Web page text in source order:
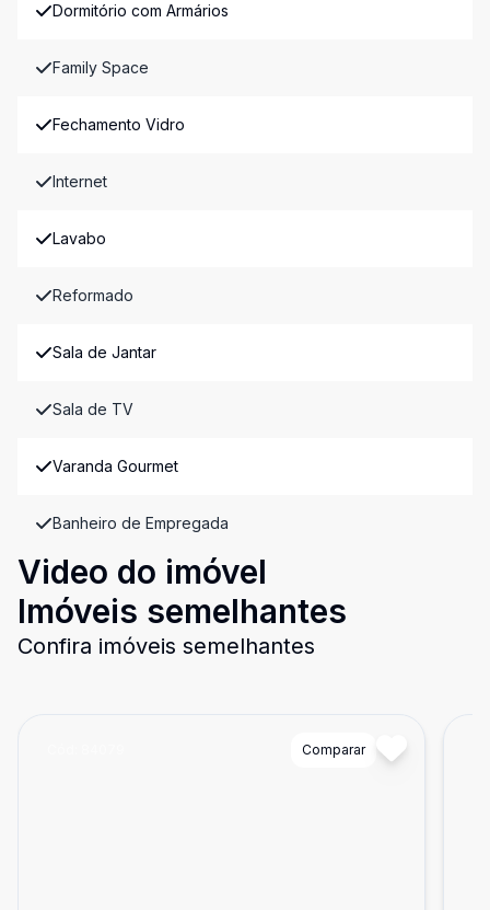
Dormitório com Armários
Family Space
Fechamento Vidro
Internet
Lavabo
Reformado
Sala de Jantar
Sala de TV
Varanda Gourmet
Banheiro de Empregada
Video do imóvel
Imóveis semelhantes
Confira imóveis semelhantes
Comparar